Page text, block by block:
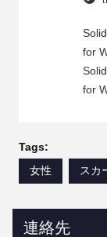
for
for
Tags:
女性
スカ
連絡先